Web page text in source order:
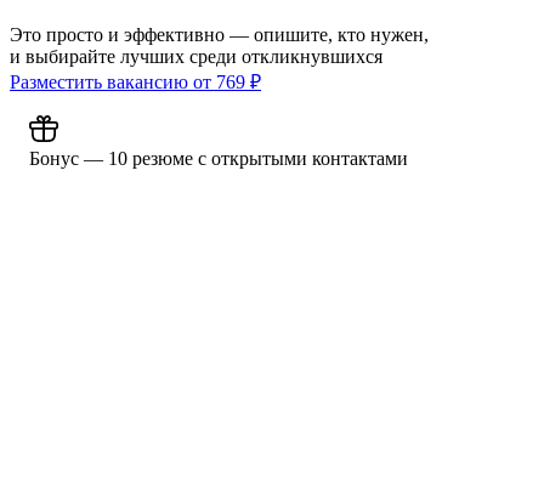
Это просто и эффективно — опишите, кто нужен,
и выбирайте лучших среди откликнувшихся
Разместить вакансию от 769 ₽
Бонус — 10 резюме с открытыми контактами